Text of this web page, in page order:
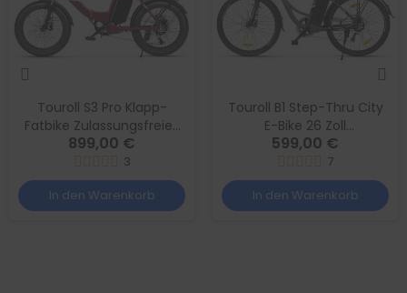
Touroll S3 Pro Klapp-
Fatbike Zulassungsfreies
Pedelec 25km/h, 27Ah
Akku, 195 km, Shimano 7-
Gang, 250W, StVZO, Rot
899,00 €
3
In den Warenkorb
Touroll B1 Step-Thru City
E-Bike 26 Zoll
Zulassungsfreies Pedelec
25km/h mit 36V 15,6Ah
Akku 250W Dauerleistung,
StVZO, Gra
599,00 €
7
In den Warenkorb